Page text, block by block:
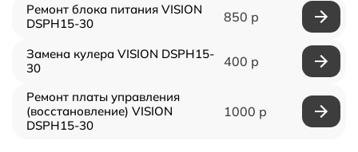
Ремонт блока питания VISION
DSPH15-30
850 р
Замена кулера VISION DSPH15-
30
400 р
Ремонт платы управления
(восстановление) VISION
DSPH15-30
1000 р